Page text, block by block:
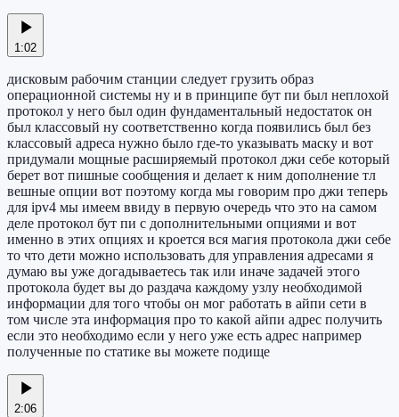
1:02
дисковым рабочим станции следует грузить образ
операционной системы ну и в принципе бут пи был неплохой
протокол у него был один фундаментальный недостаток он
был классовый ну соответственно когда появились был без
классовый адреса нужно было где-то указывать маску и вот
придумали мощные расширяемый протокол джи себе который
берет вот пишные сообщения и делает к ним дополнение тл
вешные опции вот поэтому когда мы говорим про джи теперь
для ipv4 мы имеем ввиду в первую очередь что это на самом
деле протокол бут пи с дополнительными опциями и вот
именно в этих опциях и кроется вся магия протокола джи себе
то что дети можно использовать для управления адресами я
думаю вы уже догадываетесь так или иначе задачей этого
протокола будет вы до раздача каждому узлу необходимой
информации для того чтобы он мог работать в айпи сети в
том числе эта информация про то какой айпи адрес получить
если это необходимо если у него уже есть адрес например
полученные по статике вы можете подище
2:06